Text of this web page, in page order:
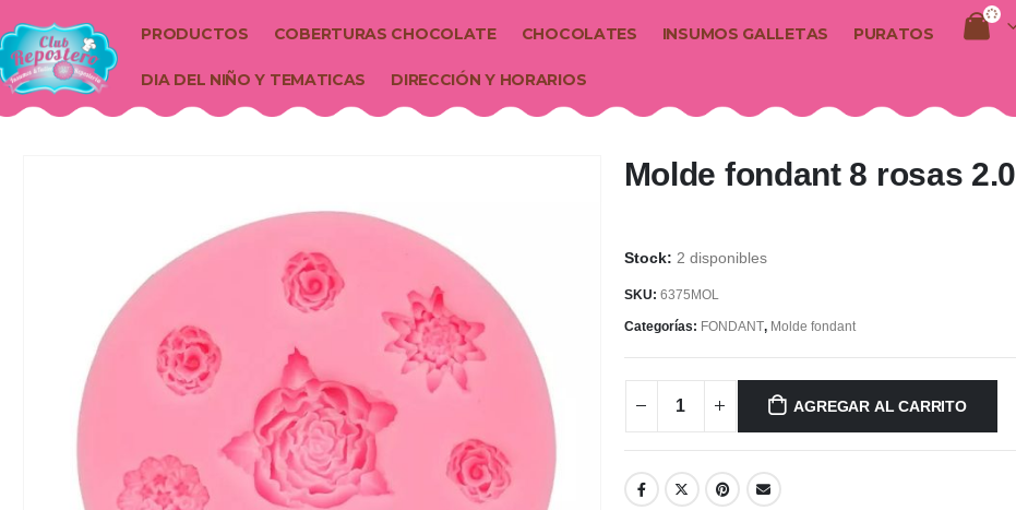
PRODUCTOS COBERTURAS CHOCOLATE CHOCOLATES INSUMOS GALLETAS PURATOS
DIA DEL NIÑO Y TEMATICAS DIRECCIÓN Y HORARIOS
Molde fondant 8 rosas 2.0
2 disponibles
SKU: 6375MOL
Categorías: FONDANT, Molde fondant
AGREGAR AL CARRITO